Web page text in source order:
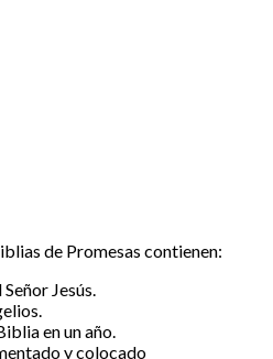
de Promesas contienen:
Jesús.
en un año.
y colocado